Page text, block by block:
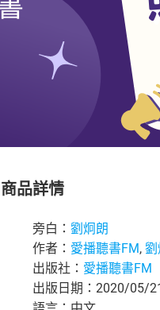
商品詳情
旁白： 劉炯朗
作者： 愛播聽書FM, 劉
出版社： 愛播聽書FM
出版日期：2020/05/